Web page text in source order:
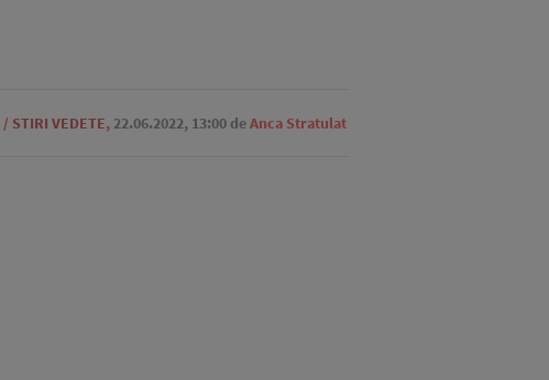
/ STIRI VEDETE, 22.06.2022, 13:00 deAnca Stratulat